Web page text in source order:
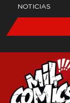
NOTICIAS